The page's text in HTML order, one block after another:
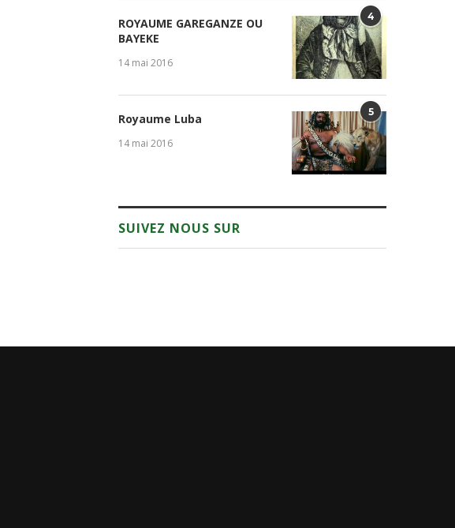
4
ROYAUME GAREGANZE OU
BAYEKE
14 mai 2016
5
Royaume Luba
14 mai 2016
SUIVEZ NOUS SUR